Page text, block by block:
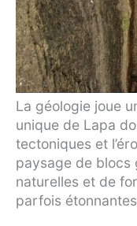
La géologie joue
unique de Lapa
tectoniques et
paysage de blocs
naturelles et de
parfois